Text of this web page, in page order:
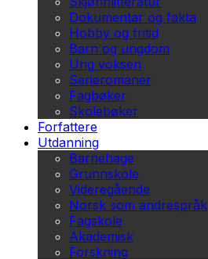
Dokumentar og fakta
Hobby og fritid
Barn og ungdom
Ung voksen
Serieromaner
Fagbøker
Skolebøker
Forfattere
Utdanning
Barnehage
Grunnskole
Videregående
Norsk som andrespråk
Fagskole
Akademisk
Forskning